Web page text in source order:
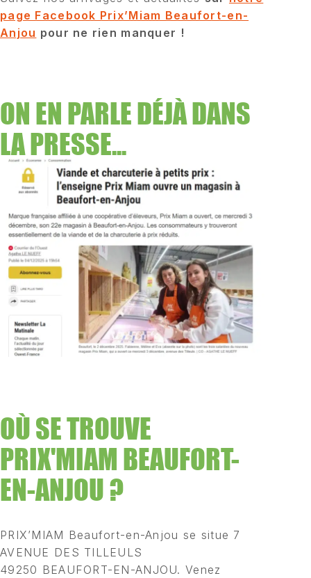
page Facebook Prix’Miam Beaufort-en-
Anjou pour ne rien manquer !
ON EN PARLE DÉJÀ DANS
LA PRESSE...
OÙ SE TROUVE
PRIX'MIAM BEAUFORT-
EN-ANJOU ?
PRIX’MIAM Beaufort-en-Anjou se situe 7
AVENUE DES TILLEULS
49250 BEAUFORT-EN-ANJOU. Venez